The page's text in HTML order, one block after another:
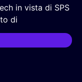
in vista di SPS
di